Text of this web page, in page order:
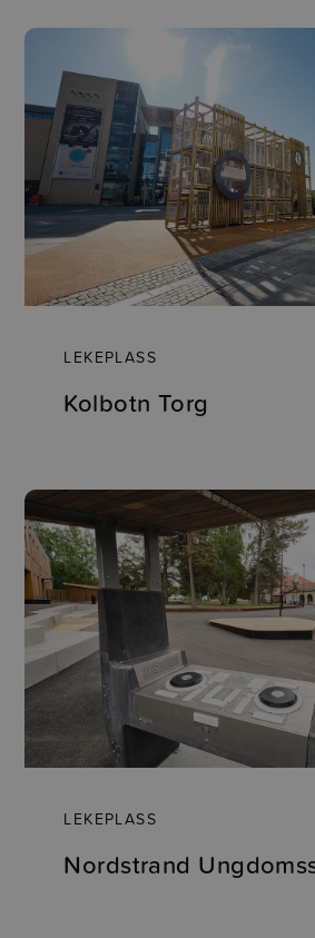
LEKEPLASS
Kolbotn Torg
LEKEPLASS
Nordstrand